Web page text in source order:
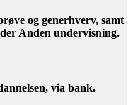
og generhverv, samt
Anden undervisning.
via bank.